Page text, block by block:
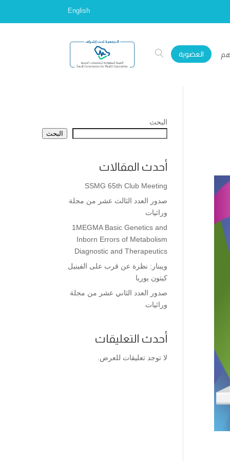
English
العضوية
البحث
البحث
أحدث المقالات
SSMG 65th Club Meeting
صدور العدد الثالث عشر من مجلة
وراثيات
1MEGMA Basic Genetics and
Inborn Errors of Metabolism
Diagnostic and Therapeutics
ويبنار: نظرة عن قرب على الفينيل
كيتون يوريا
صدور العدد الثاني عشر من مجلة
وراثيات
أحدث التعليقات
لا توجد تعليقات للعرض.